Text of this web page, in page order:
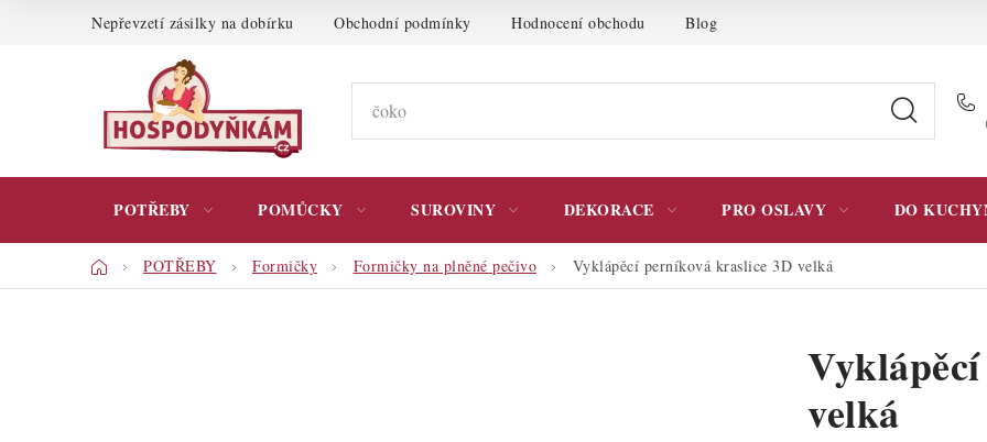
Nepřevzetí zásilky na dobírku Obchodní podmínky Hodnocení obchodu Blog
POTŘEBY POMŮCKY SUROVINY DEKORACE PRO OSLAVY DO
DomůPOTŘEBY Formičky Formičky na plněné pečivo Vyklápěcí perníková kraslice 3D velká
velká